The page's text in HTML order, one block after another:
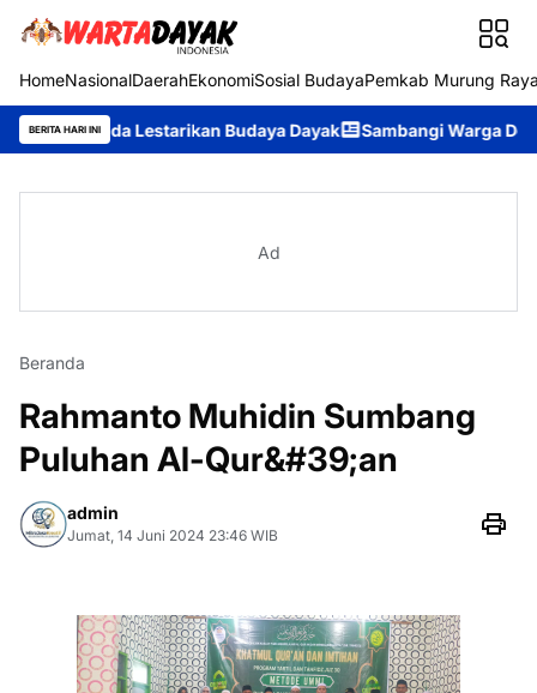
HomeNasionalDaerahEkonomiSosial BudayaPemkab Murung
BERITA HARI INI
Lestarikan Budaya Dayak Sambangi Warga Desa,
Ad
Beranda
Rahmanto Muhidin Sumbang
Puluhan Al-Qur&#39;an
admin
Jumat, 14 Juni 2024 23:46 WIB